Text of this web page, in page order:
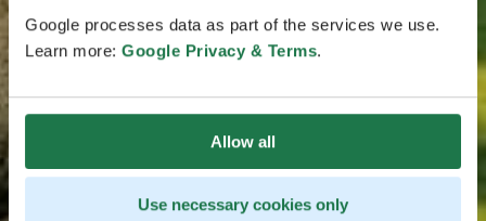
Google processes data as part of the services we use.
Learn more: Google Privacy & Terms.
Allow all
Use necessary cookies only